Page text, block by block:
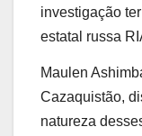
investigação
estatal russa
Maulen
Cazaquistão,
natureza